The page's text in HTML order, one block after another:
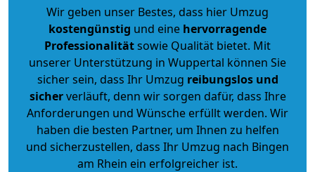
Wir geben unser Bestes, dass hier Umzug
kostengünstig und eine hervorragende
Professionalitätsowie Qualität bietet. Mit
unserer Unterstützung in Wuppertal können Sie
sicher sein, dass Ihr Umzug reibungslos und
sicherverläuft, denn wir sorgen dafür, dass Ihre
Anforderungen und Wünsche erfüllt werden. Wir
haben die besten Partner, um Ihnen zu helfen
und sicherzustellen, dass Ihr Umzug nach Bingen
am Rhein ein erfolgreicher ist.